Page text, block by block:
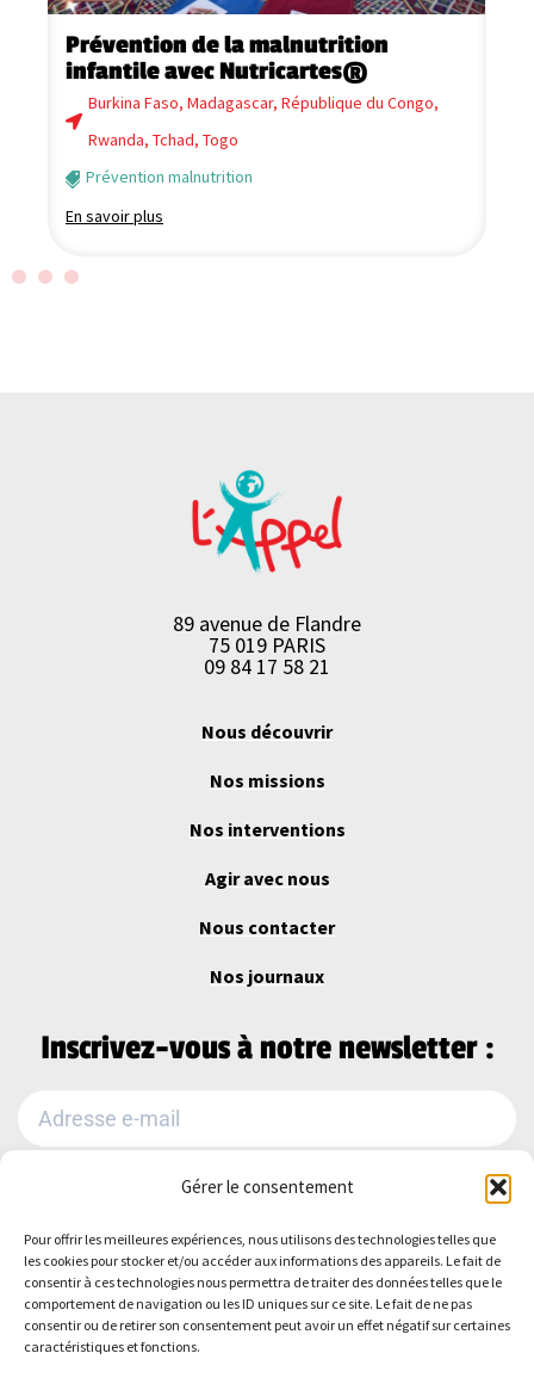
Gérer le consentement
Pour offrir les meilleures expériences, nous utilisons des technologies telles que
les cookies pour stocker et/ou accéder aux informations des appareils. Le fait de
consentir à ces technologies nous permettra de traiter des données telles que le
comportement de navigation ou les ID uniques sur ce site. Le fait de ne pas
consentir ou de retirer son consentement peut avoir un effet négatif sur certaines
caractéristiques et fonctions.
Prévention de la malnutrition
infantile avec Nutricartes®
Burkina Faso, Madagascar, République du Congo,
Rwanda, Tchad, Togo
Prévention malnutrition
En savoir plus
89 avenue de Flandre
75 019 PARIS
09 84 17 58 21
Nous découvrir
Nos missions
Nos interventions
Agir avec nous
Nous contacter
Nos journaux
Inscrivez-vous à notre newsletter :
Je m'abonne
Alternative:
Suivez-nous sur :